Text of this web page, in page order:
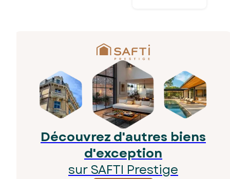
Découvrez d'autres biens
d'exception
sur SAFTI Prestige